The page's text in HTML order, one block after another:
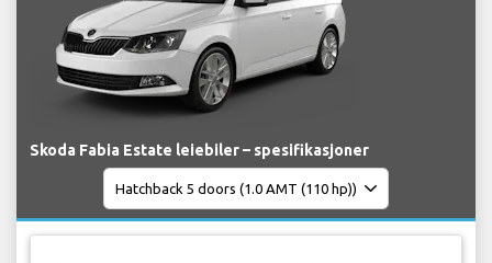
Skoda Fabia Estate leiebiler – spesifikasjoner